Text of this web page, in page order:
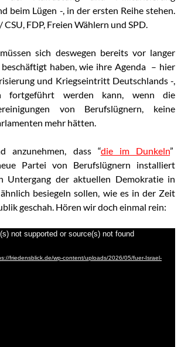
beim Lügen -, in der ersten Reihe stehen.
FDP, Freien Wählern und SPD.
sich deswegen bereits vor langer
haben, wie ihre Agenda – hier
und Kriegseintritt Deutschlands -,
fortgeführt werden kann, wenn die
von Berufslügnern, keine
mehr hätten.
anzunehmen, dass “die im Dunkeln”
Partei von Berufslügnern installiert
Untergang der aktuellen Demokratie in
besiegeln sollen, wie es in der Zeit
geschah. Hören wir doch einmal rein:
not supported or source(s) not found
friedensblick.de/wp-content/uploads/2026/05/fuer-Israel-